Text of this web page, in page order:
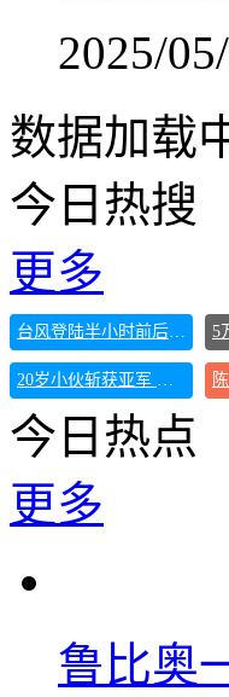
2025/
数据加载
今日热搜
更多
台风登陆半小时前后判若两地
20岁小伙斩获亚军 黄晓明：好帅
今日热点
更多
鲁比奥